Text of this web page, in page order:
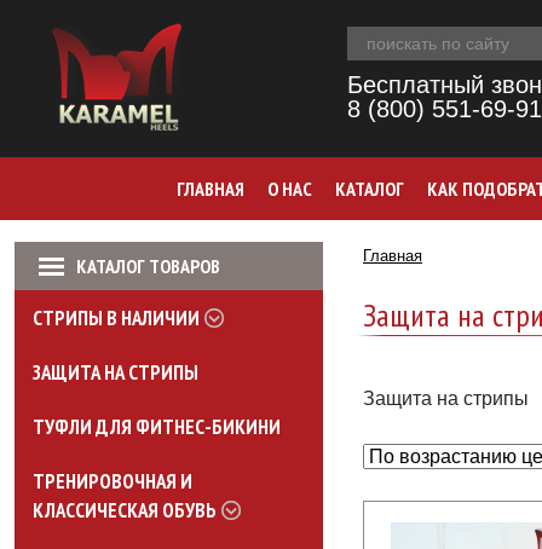
Бесплатный
8 (800) 551-69-91
ГЛАВНАЯ О НАС КАТАЛОГ КАК
КАТАЛОГ ТОВАРОВ
СТРИПЫ В НАЛИЧИИ
ЗАЩИТА НА СТРИПЫ
ТУФЛИ ДЛЯ ФИТНЕС-БИКИНИ
ТРЕНИРОВОЧНАЯ И
КЛАССИЧЕСКАЯ ОБУВЬ
Главная
Защита на
Защита на стрипы